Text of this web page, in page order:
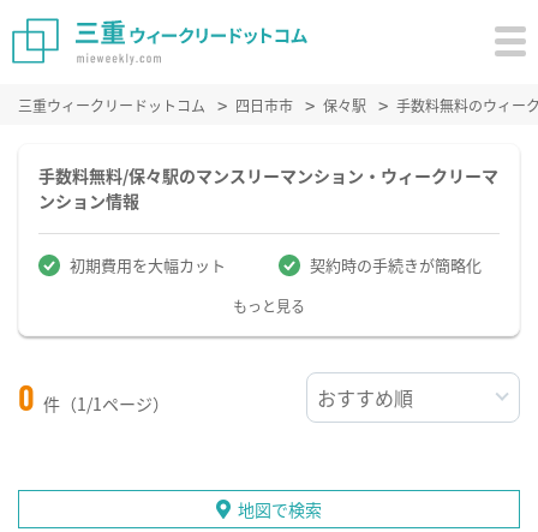
三重ウィークリードットコム 四日市市 保々駅 手数料無料のウィー
手数料無料/保々駅のマンスリーマンション・ウィークリーマ
ンション情報
初期費用を大幅カット 契約時の手続きが簡略化
もっと見る
0 件（1/1ページ）
地図で検索